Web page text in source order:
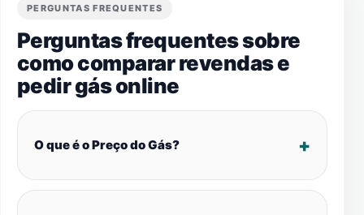
PERGUNTAS FREQUENTES
Perguntas frequentes sobre
como comparar revendas e
pedir gás online
O que é o Preço do Gás?